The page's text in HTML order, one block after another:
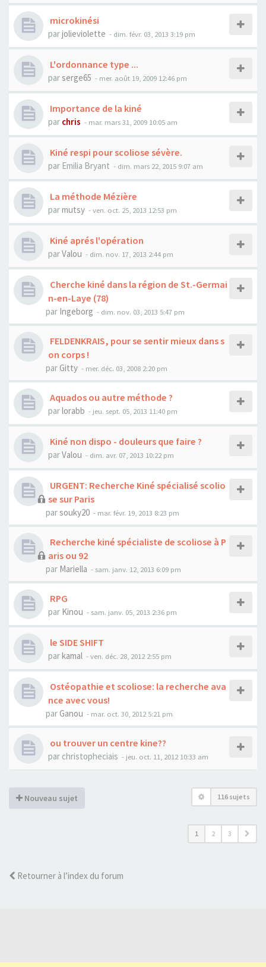
microkinési
parjolieviolette - dim. févr. 03, 2013 3:19 pm
L'ordonnance type ...
parserge65 - mer. août 19, 2009 12:46 pm
Importance de la kiné
par chris - mar. mars 31, 2009 10:05 am
Kiné respi pour scoliose sévère.
par Emilia Bryant - dim. mars 22, 2015 9:07 am
La méthode Mézière
parmutsy - ven. oct. 25, 2013 12:53 pm
Kiné aprés l'opération
parValou - dim. nov. 17, 2013 2:44 pm
Cherche kiné dans la région de St.-Germai
n-en-Laye (78)
par Ingeborg - dim. nov. 03, 2013 5:47 pm
FELDENKRAIS, pour se sentir mieux dans s
on corps !
par Gitty - mer. déc. 03, 2008 2:20 pm
Aquados ou autre méthode ?
parlorabb - jeu. sept. 05, 2013 11:40 pm
Kiné non dispo - douleurs que faire ?
parValou - dim. avr. 07, 2013 10:22 pm
URGENT: Recherche Kiné spécialisé scolio
se sur Paris
parsouky20 - mar. févr. 19, 2013 8:23 pm
Recherche kiné spécialiste de scoliose à P
aris ou 92
par Mariella - sam. janv. 12, 2013 6:09 pm
RPG
par Kinou - sam. janv. 05, 2013 2:36 pm
le SIDE SHIFT
parkamal - ven. déc. 28, 2012 2:55 pm
Ostéopathie et scoliose: la recherche ava
nce avec vous!
parGanou - mar. oct. 30, 2012 5:21 pm
ou trouver un centre kine??
par christopheciais - jeu. oct. 11, 2012 10:33 am
Nouveau sujet 116 sujets
1 2 3
Retourner à l’index du forum